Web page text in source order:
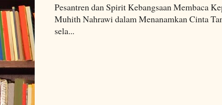
Pesantren dan Spirit Kebangsaan Membaca
Muhith Nahrawi dalam Menanamkan Cinta
sela...